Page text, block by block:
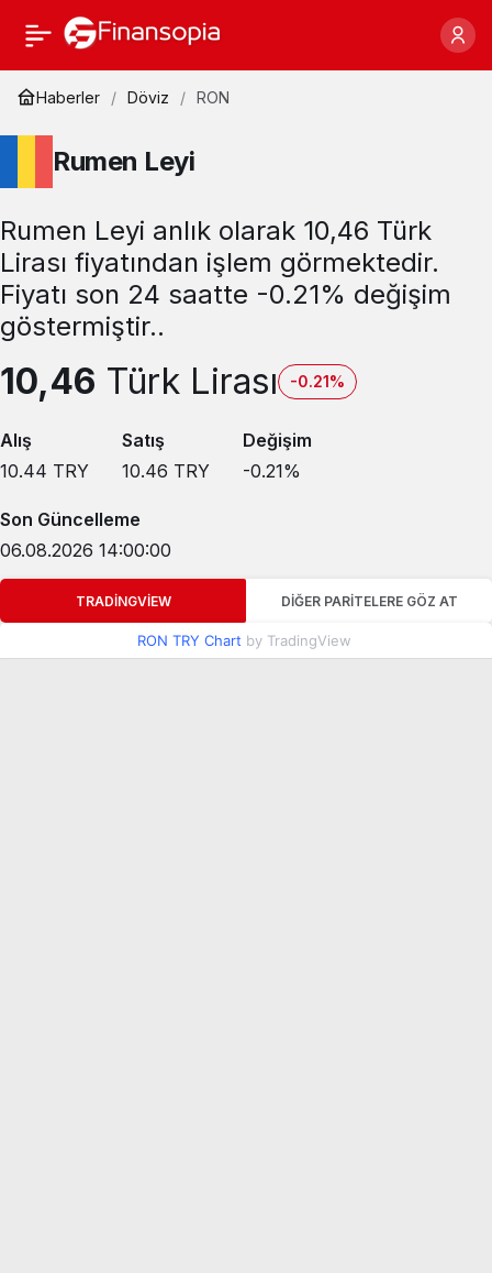
Haberler Döviz RON
Rumen Leyi
Rumen Leyi anlık olarak 10,46 Türk
Lirası fiyatından işlem görmektedir.
Fiyatı son 24 saatte -0.21% değişim
göstermiştir..
10,46 Türk Lirası -0.21%
Alış
10.44 TRY
Satış
10.46 TRY
Değişim
-0.21%
Son Güncelleme
06.08.2026 14:00:00
TRADINGVIEW DIĞER PARITELERE GÖZ AT
RON TRY Chart by TradingView